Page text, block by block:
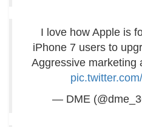
I love how Apple is
iPhone 7 users to
Aggressive marketing
— DME